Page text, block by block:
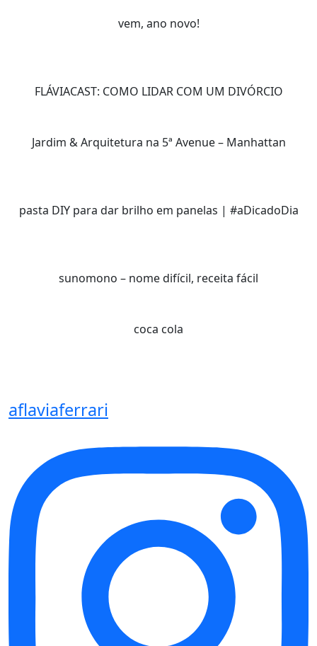
vem, ano novo!
FLÁVIACAST: COMO LIDAR COM UM DIVÓRCIO
Jardim & Arquitetura na 5ª Avenue – Manhattan
pasta DIY para dar brilho em panelas | #aDicadoDia
sunomono – nome difícil, receita fácil
coca cola
aflaviaferrari